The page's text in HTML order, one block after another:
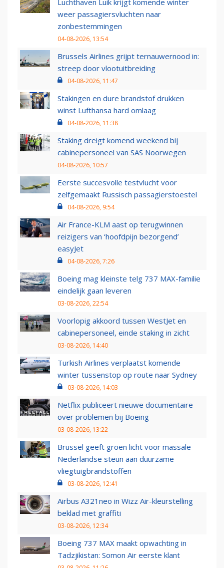
Luchthaven Luik krijgt komende winter
weer passagiersvluchten naar
zonbestemmingen
04-08-2026, 13:54
Brussels Airlines grijpt ternauwernood in:
streep door vlootuitbreiding
04-08-2026, 11:47
Stakingen en dure brandstof drukken
winst Lufthansa hard omlaag
04-08-2026, 11:38
Staking dreigt komend weekend bij
cabinepersoneel van SAS Noorwegen
04-08-2026, 10:57
Eerste succesvolle testvlucht voor
zelfgemaakt Russisch passagierstoestel
04-08-2026, 9:54
Air France-KLM aast op terugwinnen
reizigers van ‘hoofdpijn bezorgend’
easyJet
04-08-2026, 7:26
Boeing mag kleinste telg 737 MAX-familie
eindelijk gaan leveren
03-08-2026, 22:54
Voorlopig akkoord tussen WestJet en
cabinepersoneel, einde staking in zicht
03-08-2026, 14:40
Turkish Airlines verplaatst komende
winter tussenstop op route naar Sydney
03-08-2026, 14:03
Netflix publiceert nieuwe documentaire
over problemen bij Boeing
03-08-2026, 13:22
Brussel geeft groen licht voor massale
Nederlandse steun aan duurzame
vliegtuigbrandstoffen
03-08-2026, 12:41
Airbus A321neo in Wizz Air-kleurstelling
beklad met graffiti
03-08-2026, 12:34
Boeing 737 MAX maakt opwachting in
Tadzjikistan: Somon Air eerste klant